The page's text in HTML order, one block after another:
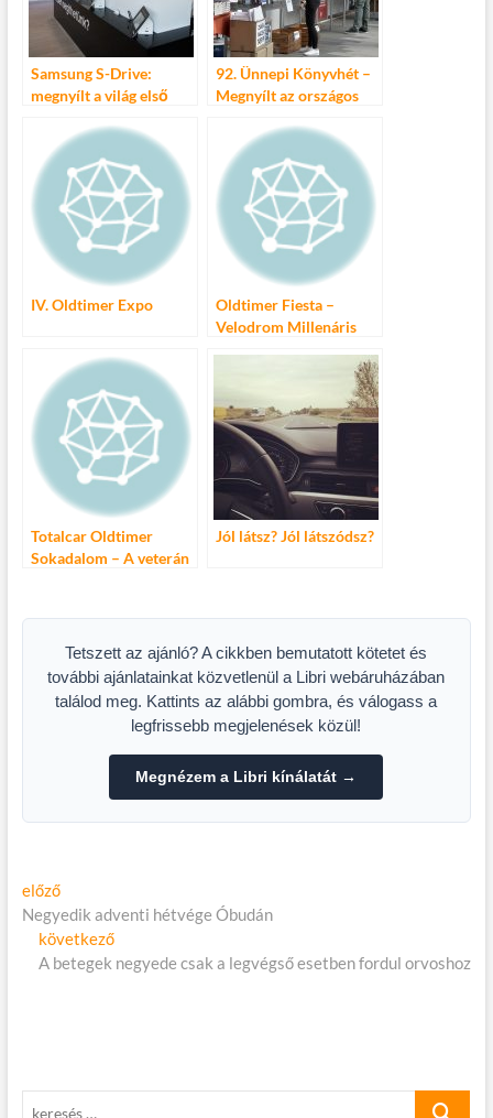
Samsung S-Drive:
megnyílt a világ első
szervizpontja
Magyarországon
92. Ünnepi Könyvhét –
Megnyílt az országos
IV. Oldtimer Expo
Oldtimer Fiesta –
Velodrom Millenáris
Totalcar Oldtimer
Sokadalom – A veterán
Jól látsz? Jól látszódsz?
Tetszett az ajánló? A cikkben bemutatott kötetet és
további ajánlatainkat közvetlenül a Libri webáruházában
találod meg. Kattints az alábbi gombra, és válogass a
legfrissebb megjelenések közül!
Megnézem a Libri kínálatát →
Bejegyzés
navigáció
előzőElőző
cikk:
Negyedik adventi hétvége Óbudán
következőKövetkező
cikk:
A betegek negyede csak a legvégső esetben fordul orvoshoz
keresés